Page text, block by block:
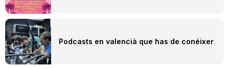
Podcasts en valencià que has de conéixer